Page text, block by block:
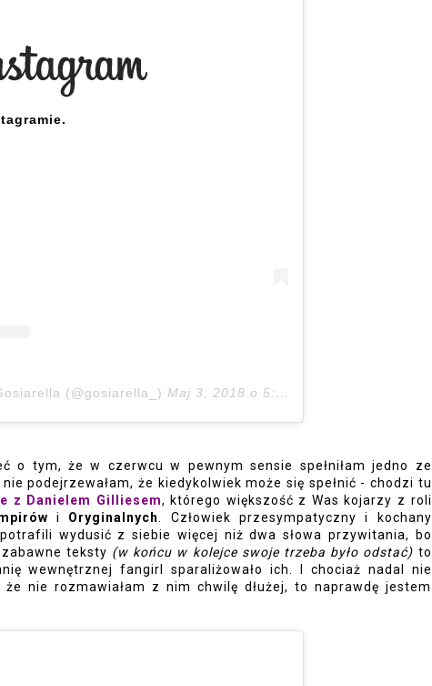
(@gosiarella_) Maj 3, 2018 o 5:24 PDT
o tym, że w czerwcu w pewnym sensie spełniłam jedno ze
podejrzewałam, że kiedykolwiek może się spełnić - chodzi tu
z Danielem Gilliesem, którego większość z Was kojarzy z roli
i Oryginalnych
. Człowiek przesympatyczny i kochany
wydusić z siebie więcej niż dwa słowa przywitania, bo
teksty (w końcu w kolejce swoje trzeba było odstać) to
wewnętrznej fangirl sparaliżowało ich. I chociaż nadal nie
nie rozmawiałam z nim chwilę dłużej, to naprawdę jestem